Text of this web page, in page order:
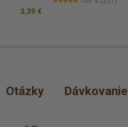
3,39 €
Otázky Dávkovanie